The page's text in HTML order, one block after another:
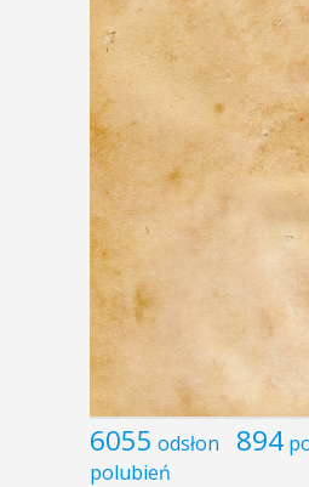
6055 odsłon 894
polubień